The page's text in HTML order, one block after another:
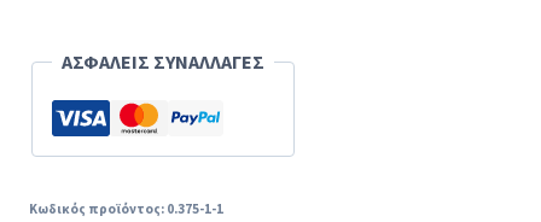
ποσότητα
ΑΣΦΑΛΕΙΣ ΣΥΝΑΛΛΑΓΕΣ
Κωδικός προϊόντος: 0.375-1-1